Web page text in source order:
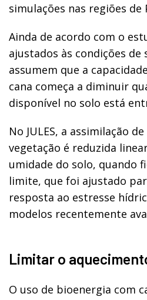
simulações nas regiões de
Ainda de acordo com o
ajustados às condições
assumem que a
cana começa a diminuir
disponível no solo está
No JULES, a assimilação
vegetação é reduzida
umidade do solo, quando
limite, que foi ajustado
resposta ao estresse
modelos recentemente
Limitar o
O uso de bioenergia com